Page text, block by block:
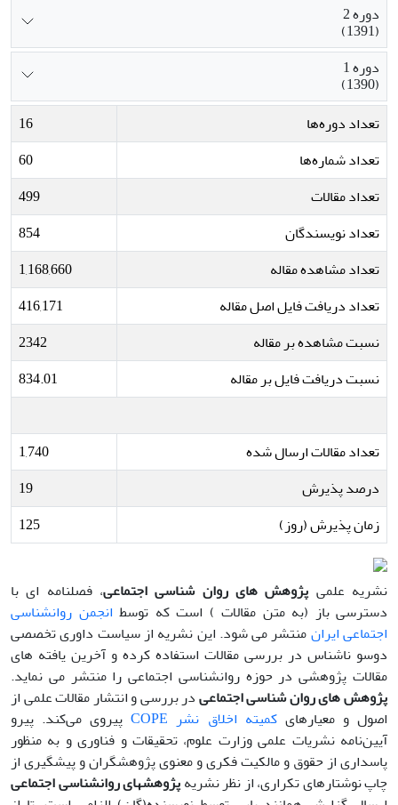
دوره 2
(1391)
دوره 1
(1390)
تعداد دوره‌ها
16
تعداد شماره‌ها
60
تعداد مقالات
499
تعداد نویسندگان
854
تعداد مشاهده مقاله
1,168,660
تعداد دریافت فایل اصل مقاله
416,171
نسبت مشاهده بر مقاله
2342
نسبت دریافت فایل بر مقاله
834.01
تعداد مقالات ارسال شده
1,740
درصد پذیرش
19
زمان پذیرش (روز)
125
نشریه علمیپژوهش های روان شناسی اجتماعی، فصلنامه ای با
دسترسی باز (به متن مقالات ) است که توسط انجمن روانشناسی
اجتماعی ایرانمنتشر می شود. این نشریه از سیاست داوری تخصصی
دوسو ناشناس در بررسی مقالات استفاده کرده و آخرین یافته های
مقالات پژوهشی در حوزه روانشناسی اجتماعی را منتشر می نماید.
پژوهش های روان شناسی اجتماعیدر بررسی و انتشار مقالات علمی از
اصول و معیارهایکمیته اخلاق نشر COPEپیروی می‌کند. پیرو
آیین‌نامه نشریات علمی وزارت علوم، تحقیقات و فناوری و به‌ منظور
پاسداری از حقوق و مالکیت فکری و معنوی پژوهشگران و پیشگیری از
چاپ نوشتارهای تکراری، از نظر نشریهپژوهشهای روانشناسی اجتماعی